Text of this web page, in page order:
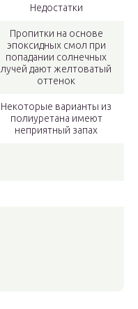
Недостатки
Пропитки на основе
эпоксидных смол при
попадании солнечных
лучей дают желтоватый
оттенок
Некоторые варианты из
полиуретана имеют
неприятный запах